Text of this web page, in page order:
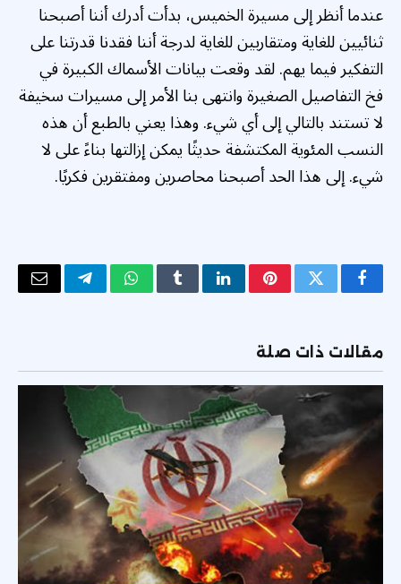
عندما أنظر إلى مسيرة الخميس، بدأت أدرك أننا أصبحنا
ثنائيين للغاية ومتقاربين للغاية لدرجة أننا فقدنا قدرتنا على
التفكير فيما يهم. لقد وقعت بيانات الأسماك الكبيرة في
فخ التفاصيل الصغيرة وانتهى بنا الأمر إلى مسيرات سخيفة
لا تستند بالتالي إلى أي شيء. وهذا يعني بالطبع أن هذه
النسب المئوية المكتشفة حديثًا يمكن إزالتها بناءً على لا
شيء. إلى هذا الحد أصبحنا محاصرين ومفتقرين فكريًا.
فيسبوكتويتر بينتيريستلينكدإنTumblrواتسابتيلقرامالبريد
مقالات ذات صلة